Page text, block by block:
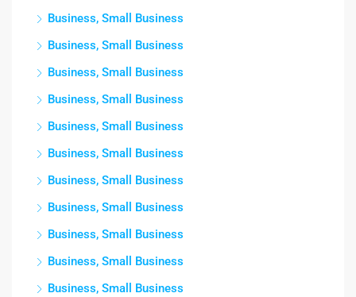
Business, Small Business
Business, Small Business
Business, Small Business
Business, Small Business
Business, Small Business
Business, Small Business
Business, Small Business
Business, Small Business
Business, Small Business
Business, Small Business
Business, Small Business